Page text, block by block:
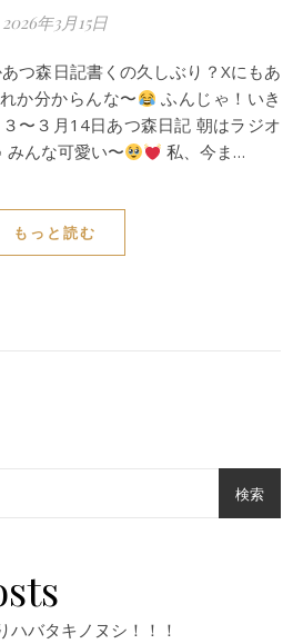
2026年3月15日
つ森日記書くの久しぶり？Xにもあ
か分からんな〜
ふんじゃ！いき
〜３月14日あつ森日記 朝はラジオ
みんな可愛い〜
私、今ま…
もっと読む
検索
バタキノヌシ！！！